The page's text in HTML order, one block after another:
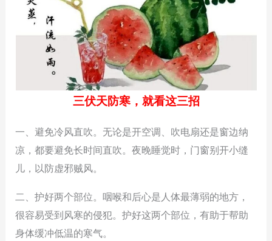
三伏天防寒，就看这三招
一、避免冷风直吹。无论是开空调、吹电扇还是窗边纳
凉，都要避免长时间直吹。夜晚睡觉时，门窗别开小缝
儿，以防虚邪贼风。
二、护好两个部位。咽喉和后心是人体最薄弱的地方，
很容易受到风寒的侵犯。护好这两个部位，有助于帮助
身体缓冲低温的寒气。